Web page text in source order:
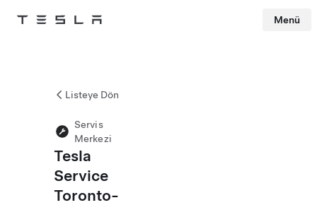
Tesla Menü
Listeye Dön
Servis
Merkezi
Tesla
Service
Toronto-